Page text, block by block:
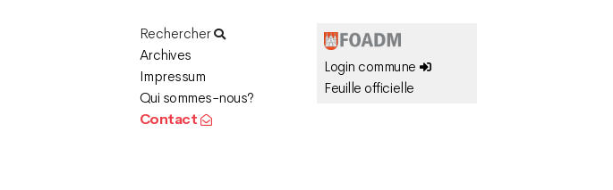
Rechercher
Archives
Impressum
Qui sommes-nous?
Contact
Login commune
Feuille officielle